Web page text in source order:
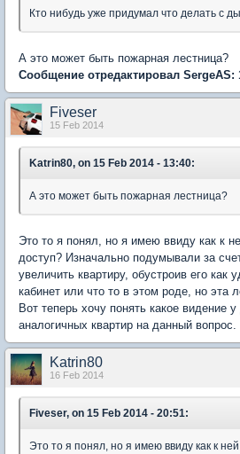
Кто нибудь уже придумал что делать с
А это может быть пожарная лестница?
Сообщение отредактировал SergeAS:
Fiveser
15 Feb 2014
Katrin80, on 15 Feb 2014 - 13:40:
А это может быть пожарная лестница?
Это то я понял, но я имею ввиду как к
доступ? Изначально подумывали за
увеличить квартиру, обустроив его как
кабинет или что то в этом роде, но эта
Вот теперь хочу понять какое видение
аналогичных квартир на данный вопрос.
Katrin80
16 Feb 2014
Fiveser, on 15 Feb 2014 - 20:51:
Это то я понял, но я имею ввиду как к